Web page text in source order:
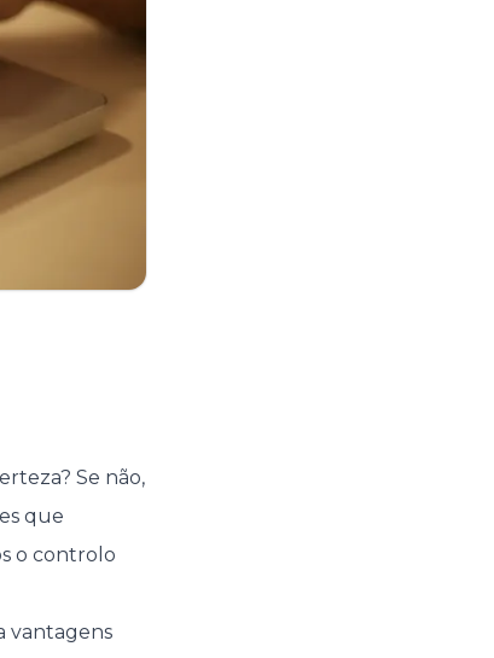
Se não,
que
o controlo
vantagens